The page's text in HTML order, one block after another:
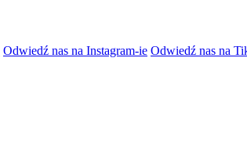
Odwiedź nas na Instagram-ie Odwiedź nas na